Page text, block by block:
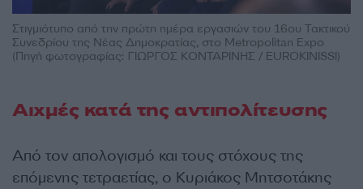
Στιγμιότυπο από την πρώτη ημέρα εργασιών του 16ου Τακτικού
Συνεδρίου της Νέας Δημοκρατίας, στο Metropolitan Expo
(Πηγή φωτογραφίας: ΓΙΩΡΓΟΣ ΚΟΝΤΑΡΙΝΗΣ / EUROKINISSI)
Αιχμές κατά της αντιπολίτευσης
Από τον απολογισμό και τους στόχους της
επόμενης τετραετίας, ο Κυριάκος Μητσοτάκης